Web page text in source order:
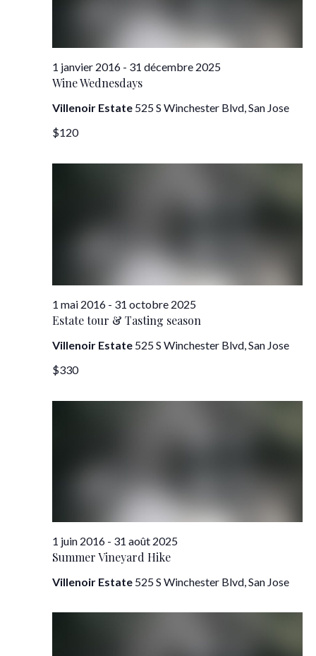
vues
Wine Wednesdays
1 janvier 2016- 31 décembre 2025
Villenoir Estate 525 S Winchester Blvd, San Jose
$120
Estate tour & Tasting season
1 mai 2016- 31 octobre 2025
Villenoir Estate 525 S Winchester Blvd, San Jose
$330
Summer Vineyard Hike
1 juin 2016- 31 août 2025
Villenoir Estate 525 S Winchester Blvd, San Jose